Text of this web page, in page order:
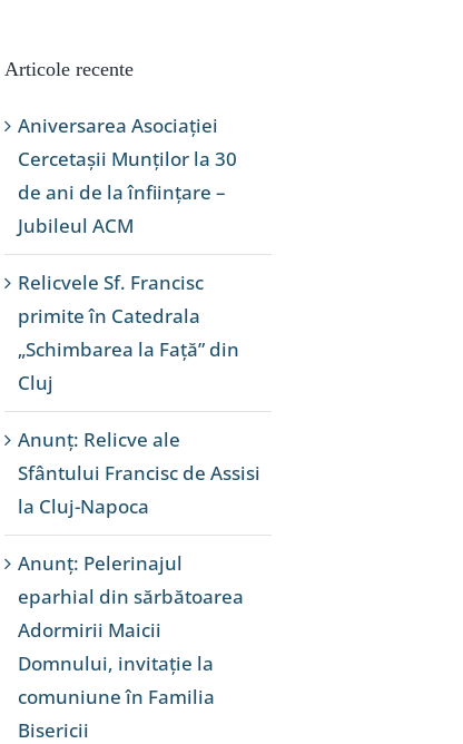
Articole recente
Aniversarea Asociației
Cercetașii Munților la 30
de ani de la înființare –
Jubileul ACM
Relicvele Sf. Francisc
primite în Catedrala
„Schimbarea la Față” din
Cluj
Anunț: Relicve ale
Sfântului Francisc de Assisi
la Cluj-Napoca
Anunț: Pelerinajul
eparhial din sărbătoarea
Adormirii Maicii
Domnului, invitație la
comuniune în Familia
Bisericii